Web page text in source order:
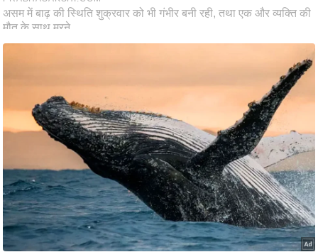
ति
वि
स
म
म
यि
क
मा
तृ